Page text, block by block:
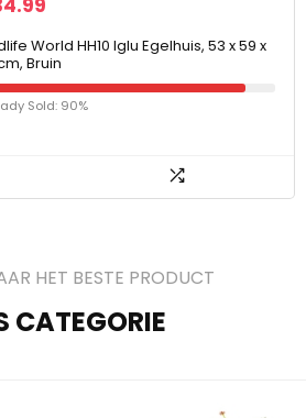
World HH10 Iglu Egelhuis, 53 x 59 x
Bruin
Sold: 90%
HET BESTE PRODUCT
CATEGORIE